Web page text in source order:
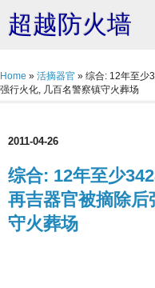
超越防火墙
Home » 活摘器官 » 综合: 12年至少
强行火化, 几百名警察镇守火葬场
2011-04-26
综合: 12年至少
再吉器官被摘除
守火葬场